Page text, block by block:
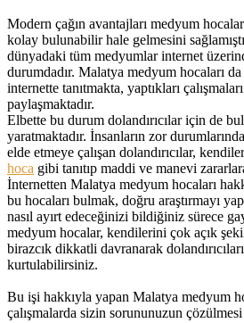
Modern çağın avantajları medyum
kolay bulunabilir hale gelmesini
dünyadaki tüm medyumlar internet
durumdadır. Malatya medyum hocaları
internette tanıtmakta, yaptıkları
paylaşmaktadır.
Elbette bu durum dolandırıcılar için de
yaratmaktadır. İnsanların zor
elde etmeye çalışan dolandırıcılar,
hoca gibi tanıtıp maddi ve manevi
İnternetten Malatya medyum hocaları
bu hocaları bulmak, doğru araştırmayı
nasıl ayırt edeceğinizi bildiğiniz sürece
medyum hocalar, kendilerini çok açık
birazcık dikkatli davranarak
kurtulabilirsiniz.
Bu işi hakkıyla yapan Malatya medyum
çalışmalarda sizin sorununuzun